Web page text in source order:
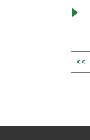
<<